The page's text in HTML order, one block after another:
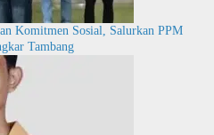
Komitmen Sosial, Salurkan PPM
Tambang